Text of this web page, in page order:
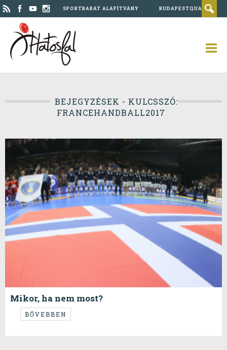
SPORTBARÁT ALAPÍTVÁNY BUDAPESTQUAD
BEJEGYZÉSEK - KULCSSZÓ:
FRANCEHANDBALL2017
Mikor, ha nem most?
...hát most.
BŐVEBBEN